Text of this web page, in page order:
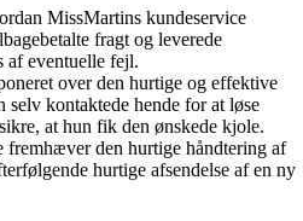
MissMartins kundeservice
fragt og leverede
af eventuelle fejl.
over den hurtige og effektive
selv kontaktede hende for at løse
at hun fik den ønskede kjole.
fremhæver den hurtige håndtering af
hurtige afsendelse af en ny